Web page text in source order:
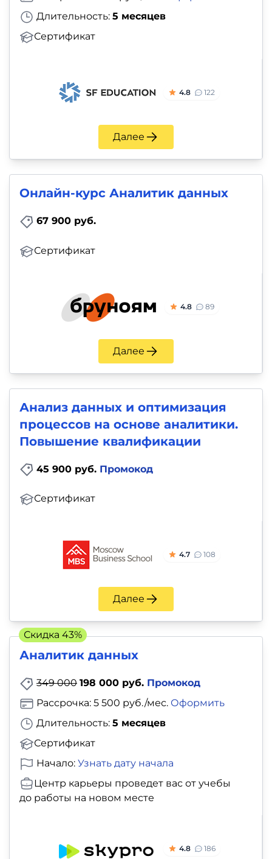
Длительность: 5 месяцев
Сертификат
4.8 122
Далее
Онлайн-курс Аналитик данных
67 900 руб.
Сертификат
4.8 89
Далее
Анализ данных и оптимизация
процессов на основе аналитики.
Повышение квалификации
45 900 руб. Промокод
Сертификат
4.7 108
Далее
Аналитик данных
349 000 198 000 руб. Промокод
Длительность: 5 месяцев
Сертификат
Рассрочка: 5 500 руб./мес. Оформить
Начало: Узнать дату начала
Центр карьеры проведет вас от учебы
до работы на новом месте
4.8 186
Скидка 43%